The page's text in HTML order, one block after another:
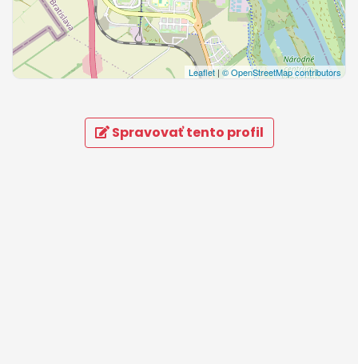
Leaflet| © OpenStreetMap contributors
Spravovať tento profil